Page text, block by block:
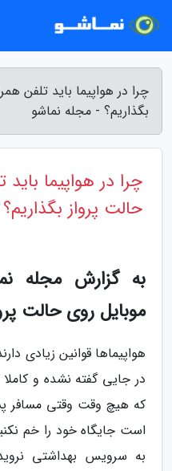
چرا در هواپیما باید تلفن
بگذاریم؟ - مجله نماشو
چرا در هواپیما
حالت پرواز بگذاریم؟
به گزارش مجله
موبایل روی حالت
هواپیماها قوانین زیادی
در جایی گفته نشده و
که هیچ وقت وقتی مسافر
است جایگاه خود را خم
به سرویس بهداشتی